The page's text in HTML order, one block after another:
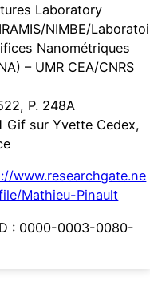
Laboratory
NIMBE/Laboratoi
Nanométriques
– UMR CEA/CNRS
P. 248A
Gif sur Yvette Cedex,
www.researchgate.ne
Mathieu-Pinault
: 0000-0003-0080-